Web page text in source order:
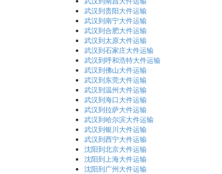
武汉到贵阳大件运输
武汉到南宁大件运输
武汉到合肥大件运输
武汉到太原大件运输
武汉到石家庄大件运输
武汉到呼和浩特大件运输
武汉到佛山大件运输
武汉到东莞大件运输
武汉到温州大件运输
武汉到海口大件运输
武汉到拉萨大件运输
武汉到哈尔滨大件运输
武汉到银川大件运输
武汉到西宁大件运输
沈阳到北京大件运输
沈阳到上海大件运输
沈阳到广州大件运输